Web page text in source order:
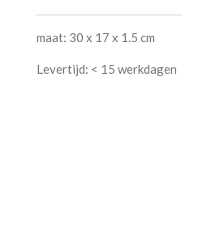
maat: 30 x 17 x 1.5 cm
Levertijd: < 15 werkdagen